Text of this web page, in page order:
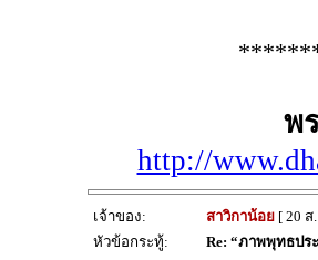
พ
http://
เจ้าของ: สาวิกาน้อย[ 20 ส.
หัวข้อกระทู้:
Re: “ภาพพุทธปร